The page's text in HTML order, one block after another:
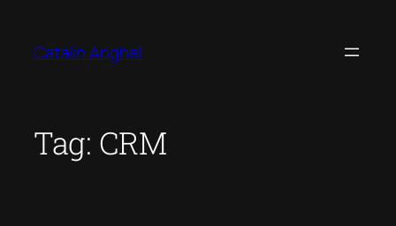
content
Catalin Anghel
Tag: CRM